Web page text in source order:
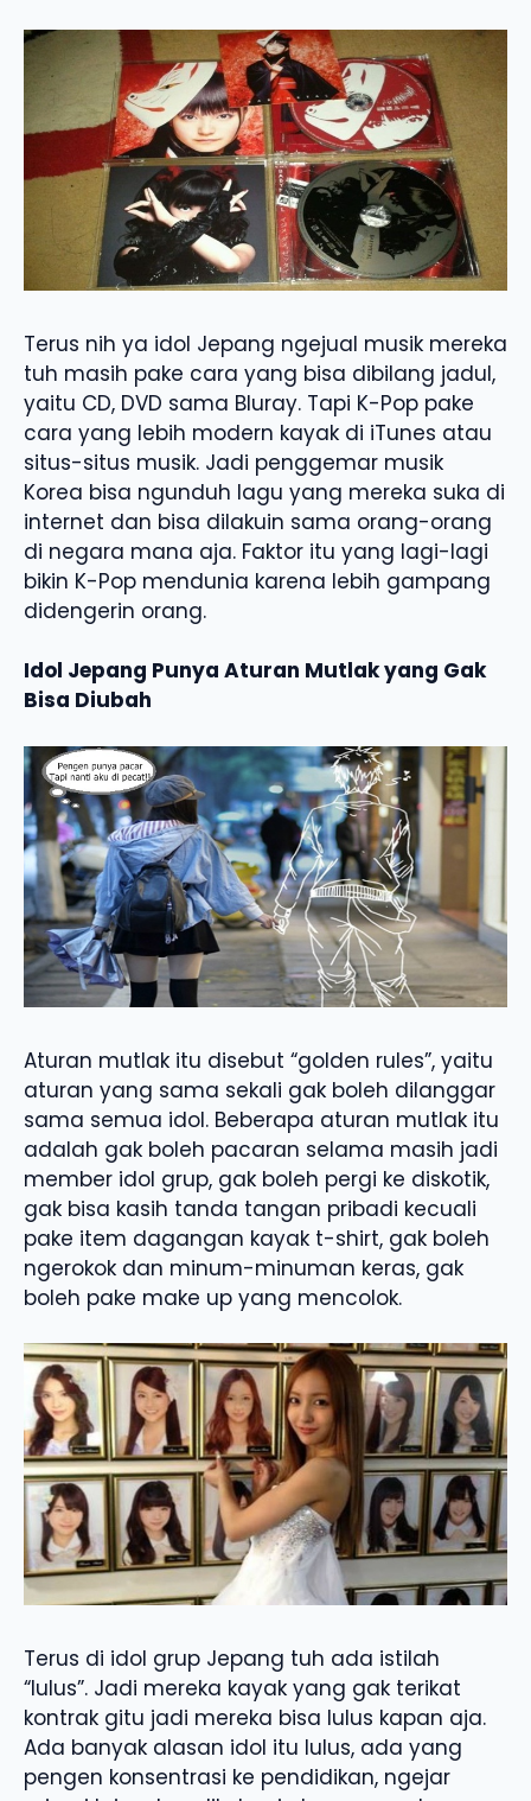
Terus nih ya idol Jepang ngejual musik mereka
tuh masih pake cara yang bisa dibilang jadul,
yaitu CD, DVD sama Bluray. Tapi K-Pop pake
cara yang lebih modern kayak di iTunes atau
situs-situs musik. Jadi penggemar musik
Korea bisa ngunduh lagu yang mereka suka di
internet dan bisa dilakuin sama orang-orang
di negara mana aja. Faktor itu yang lagi-lagi
bikin K-Pop mendunia karena lebih gampang
didengerin orang.
Idol Jepang Punya Aturan Mutlak yang Gak
Bisa Diubah
Aturan mutlak itu disebut “golden rules”, yaitu
aturan yang sama sekali gak boleh dilanggar
sama semua idol. Beberapa aturan mutlak itu
adalah gak boleh pacaran selama masih jadi
member idol grup, gak boleh pergi ke diskotik,
gak bisa kasih tanda tangan pribadi kecuali
pake item dagangan kayak t-shirt, gak boleh
ngerokok dan minum-minuman keras, gak
boleh pake make up yang mencolok.
Terus di idol grup Jepang tuh ada istilah
“lulus”. Jadi mereka kayak yang gak terikat
kontrak gitu jadi mereka bisa lulus kapan aja.
Ada banyak alasan idol itu lulus, ada yang
pengen konsentrasi ke pendidikan, ngejar